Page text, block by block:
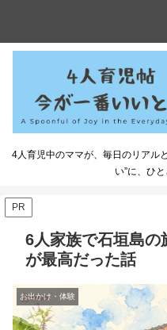
4人育児中のママが、毎日のリアル
い”に、ひ
PR
6人家族で石垣島
が最高だった話
お出かけ・体験